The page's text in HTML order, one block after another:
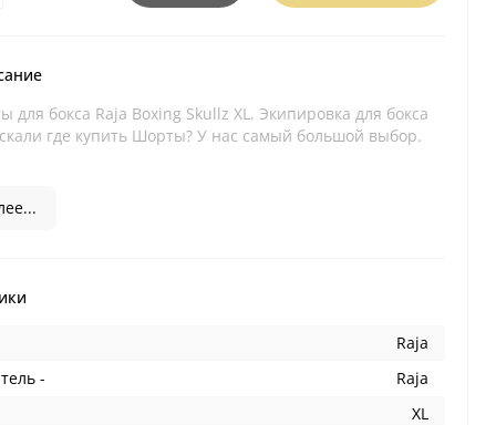
для бокса Raja Boxing Skullz XL. Экипировка для бокса
где купить Шорты? У нас самый большой выбор.
Raja
-
Raja
XL